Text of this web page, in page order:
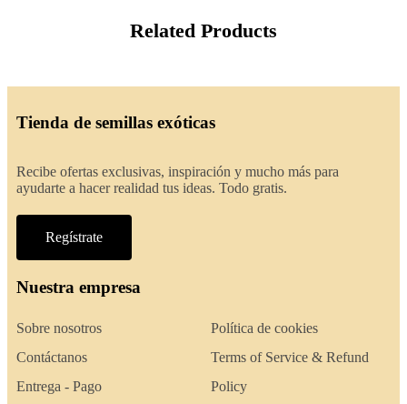
Related Products
Tienda de semillas exóticas
Recibe ofertas exclusivas, inspiración y mucho más para
ayudarte a hacer realidad tus ideas. Todo gratis.
Regístrate
Nuestra empresa
Sobre nosotros
Contáctanos
Entrega - Pago
Política de cookies
Terms of Service & Refund
Policy